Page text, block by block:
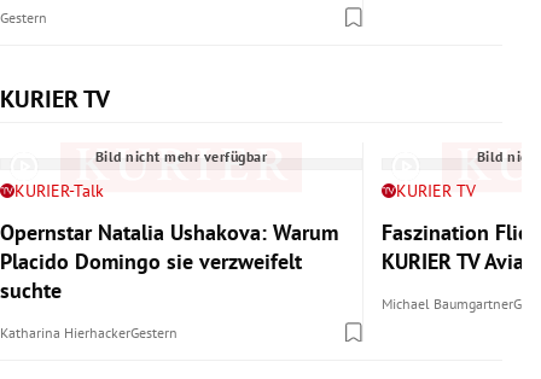
Gestern
KURIER TV
Slide 1 von 6
Bild nicht mehr verfügbar
KURIER-Talk
Opernstar Natalia Ushakova: Warum
Placido Domingo sie verzweifelt
suchte
Katharina HierhackerGestern
Bild
KURIER TV
Faszination
KURIER TV
Michael Baumgartner